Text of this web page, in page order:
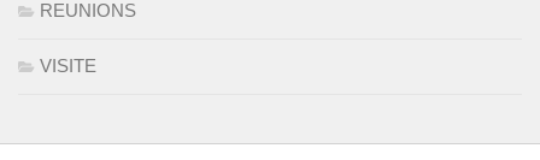
REUNIONS
VISITE